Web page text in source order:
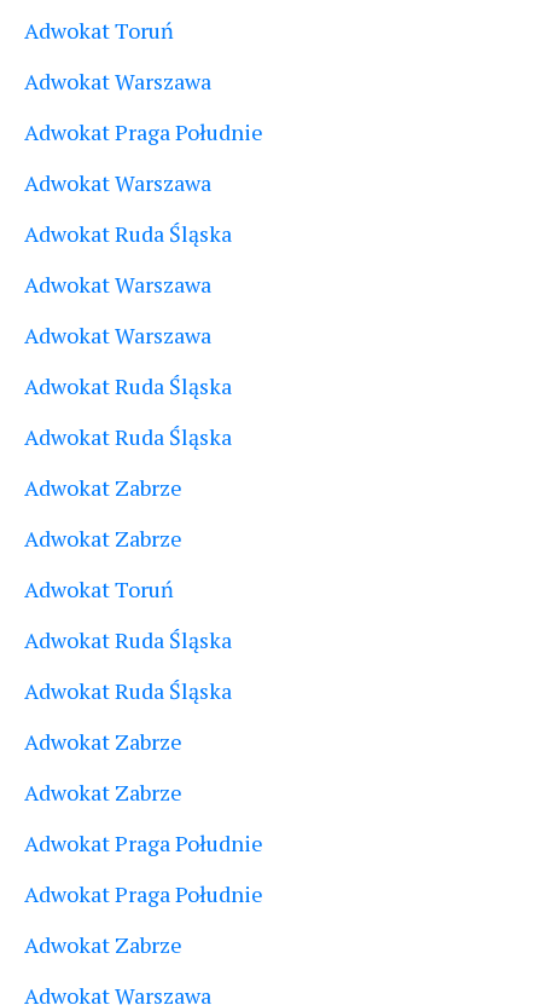
Adwokat Toruń
Adwokat Warszawa
Adwokat Praga Południe
Adwokat Warszawa
Adwokat Ruda Śląska
Adwokat Warszawa
Adwokat Warszawa
Adwokat Ruda Śląska
Adwokat Ruda Śląska
Adwokat Zabrze
Adwokat Zabrze
Adwokat Toruń
Adwokat Ruda Śląska
Adwokat Ruda Śląska
Adwokat Zabrze
Adwokat Zabrze
Adwokat Praga Południe
Adwokat Praga Południe
Adwokat Zabrze
Adwokat Warszawa